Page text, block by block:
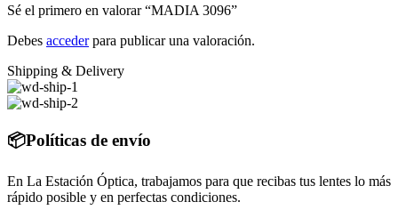
Sé el primero en valorar “MADIA 3096”
Debes accederpara publicar una valoración.
Shipping & Delivery
📦Políticas de envío
En La Estación Óptica, trabajamos para que recibas tus lentes lo más
rápido posible y en perfectas condiciones.